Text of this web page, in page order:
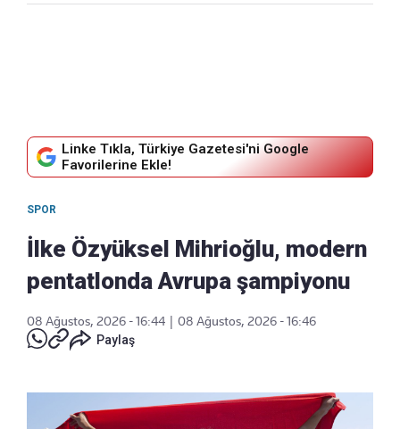
Linke Tıkla, Türkiye Gazetesi'ni Google
Favorilerine Ekle!
SPOR
İlke Özyüksel Mihrioğlu, modern
pentatlonda Avrupa şampiyonu
08 Ağustos, 2026 - 16:44
08 Ağustos, 2026 - 16:46
Paylaş